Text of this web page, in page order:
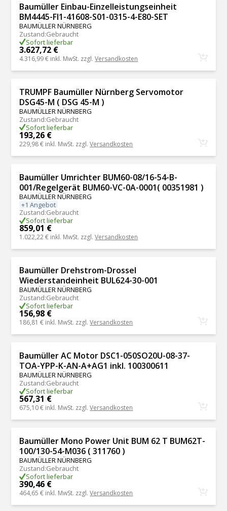
Baumüller Einbau-Einzelleistungseinheit
BM4445-FI1-41608-S01-0315-4-E80-SET
BAUMÜLLER NÜRNBERG
Zustand:Gebraucht
Sofort lieferbar
3.627,72 €
4.316,99 € inkl. MwSt. zzgl.Versandkosten
TRUMPF Baumüller Nürnberg Servomotor
DSG45-M ( DSG 45-M )
BAUMÜLLER NÜRNBERG
Zustand:Gebraucht
Sofort lieferbar
193,26 €
229,98 € inkl. MwSt. zzgl.Versandkosten
Baumüller Umrichter BUM60-08/16-54-B-
001/Regelgerät BUM60-VC-0A-0001( 00351981 )
BAUMÜLLER NÜRNBERG
+1 Angebot
Zustand:Gebraucht
Sofort lieferbar
859,01 €
1.022,22 € inkl. MwSt. zzgl.Versandkosten
Baumüller Drehstrom-Drossel
Wiederstandeinheit BUL624-30-001
BAUMÜLLER NÜRNBERG
Zustand:Gebraucht
Sofort lieferbar
156,98 €
186,81 € inkl. MwSt. zzgl.Versandkosten
Baumüller AC Motor DSC1-050SO20U-08-37-
TOA-YPP-K-AN-A+AG1 inkl. 100300611
BAUMÜLLER NÜRNBERG
Zustand:Gebraucht
Sofort lieferbar
567,31 €
675,10 € inkl. MwSt. zzgl.Versandkosten
Baumüller Mono Power Unit BUM 62 T BUM62T-
100/130-54-M036 ( 311760 )
BAUMÜLLER NÜRNBERG
Zustand:Gebraucht
Sofort lieferbar
390,46 €
464,65 € inkl. MwSt. zzgl.Versandkosten